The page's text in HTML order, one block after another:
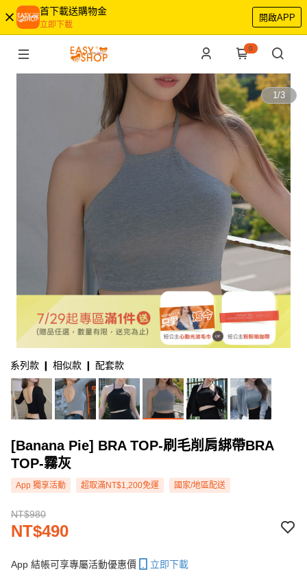
首下載送購物金
立即下載
開啟APP
0
1/3
系列款 ❙ 相似款 ❙ 配套款
[Banana Pie] BRA TOP-刷毛削肩綁帶BRA
TOP-霧灰
App 獨享活動 超取滿NT$1,200免運 國家/地區配送
NT$980
NT$490
App 結帳可享專屬活動優惠價 立即下載